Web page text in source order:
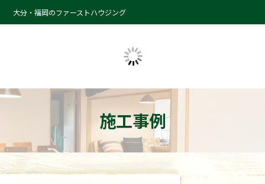
大分・福岡のファーストハウジング
施工事例